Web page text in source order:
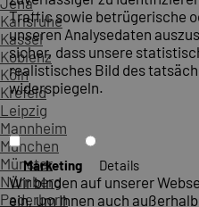
Karlsruhe
Kassel
Koblenz
Köln
Krefeld
Leipzig
Mannheim
München
Münster
Nürnberg
Paderborn
Traffic sowie betrügerische
unseren Analysedaten
sicher, dass unsere
realistisches Bild des
widerspiegeln.
Marketing Details
Wir binden auf unserer
ein, um Ihnen auch